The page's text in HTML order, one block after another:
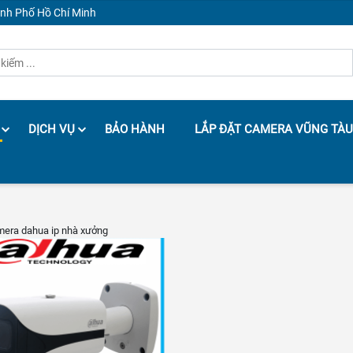
Phố Hồ Chí Minh
DỊCH VỤ BẢO HÀNH LẮP ĐẶT CAMERA VŨNG TÀU
dahua ip nhà xưởng